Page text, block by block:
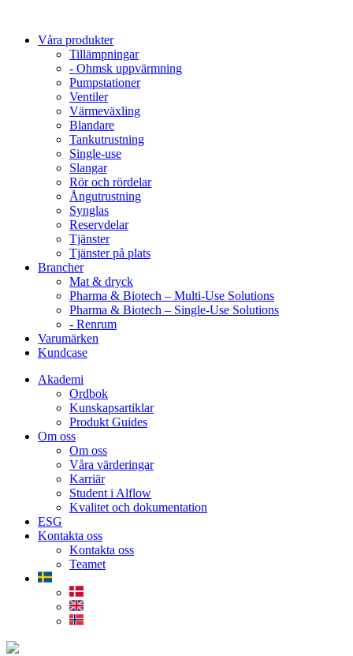
Våra produkter
Tillämpningar
- Ohmsk uppvärmning
Pumpstationer
Ventiler
Värmeväxling
Blandare
Tankutrustning
Single-use
Slangar
Rör och rördelar
Ångutrustning
Synglas
Reservdelar
Tjänster
Tjänster på plats
Brancher
Mat & dryck
Pharma & Biotech – Multi-Use Solutions
Pharma & Biotech – Single-Use Solutions
- Renrum
Varumärken
Kundcase
Akademi
Ordbok
Kunskapsartiklar
Produkt Guides
Om oss
Om oss
Våra värderingar
Karriär
Student i Alflow
Kvalitet och dokumentation
ESG
Kontakta oss
Kontakta oss
Teamet